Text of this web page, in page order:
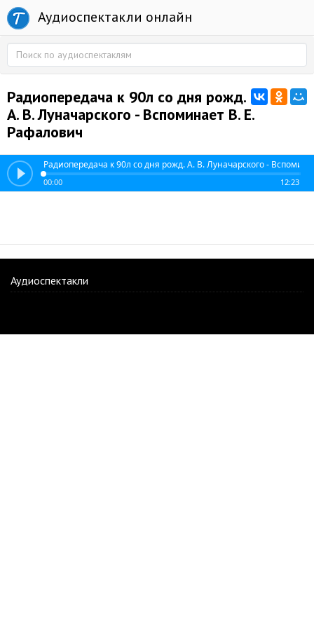
Аудиоспектакли онлайн
Радиопередача к 90л со дня рожд.
А. В. Луначарского - Вспоминает В. Е.
Рафалович
Радиопередача к 90л со дня рожд. А. В. Луначарского -
00:00 12:23
Аудиоспектакли